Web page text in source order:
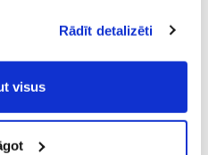
lietošanas
Rādīt detalizēti
visus